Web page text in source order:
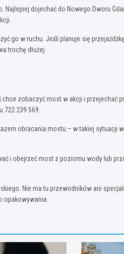
dojechać do Nowego Dworu
go w ruchu. Jeśli planuje się
trochę dłużej.
zobaczyć most w akcji i przejechać
239 569.
obracania mostu – w takiej
i obejrzeć most z poziomu wody lub
Nie ma tu przewodników ani
opakowywania.